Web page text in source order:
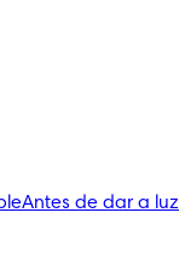
Antes de dar a luz